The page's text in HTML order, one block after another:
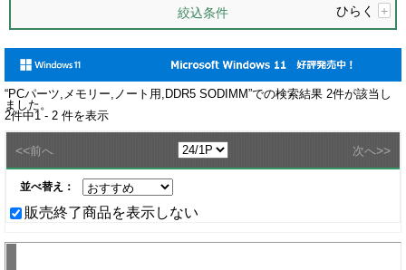
絞込条件 ひらく +
“PCパーツ,メモリー,ノート用,DDR5 SODIMM”での検索結果 2件が該当し
ました。
2件中1 - 2 件を表示
<<前へ 次へ>>
並べ替え：
販売終了商品を表示しない